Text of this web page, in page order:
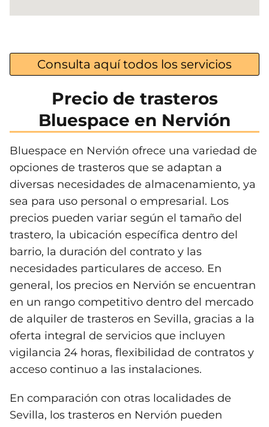
Consulta aquí todos los servicios
Precio de trasteros
Bluespace en Nervión
Bluespace en Nervión ofrece una variedad de
opciones de trasteros que se adaptan a
diversas necesidades de almacenamiento, ya
sea para uso personal o empresarial. Los
precios pueden variar según el tamaño del
trastero, la ubicación específica dentro del
barrio, la duración del contrato y las
necesidades particulares de acceso. En
general, los precios en Nervión se encuentran
en un rango competitivo dentro del mercado
de alquiler de trasteros en Sevilla, gracias a la
oferta integral de servicios que incluyen
vigilancia 24 horas, flexibilidad de contratos y
acceso continuo a las instalaciones.
En comparación con otras localidades de
Sevilla, los trasteros en Nervión pueden